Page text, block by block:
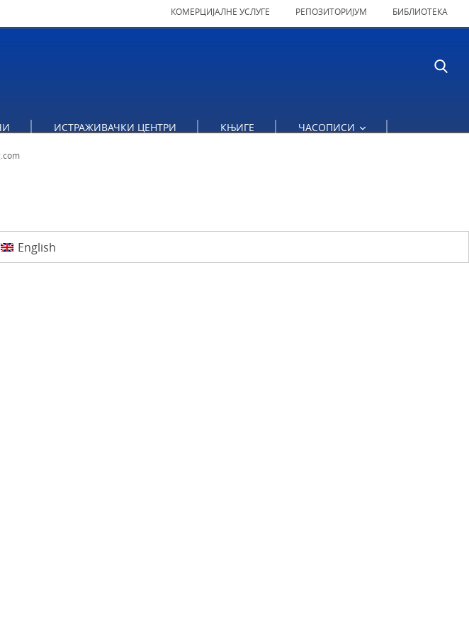
КОМЕРЦИЈАЛНЕ УСЛУГЕ РЕПОЗИТОРИЈУМ БИБЛИОТЕКА
ИСТРАЖИВАЧКИ ЦЕНТРИ КЊИГЕ ЧАСОПИСИ
English